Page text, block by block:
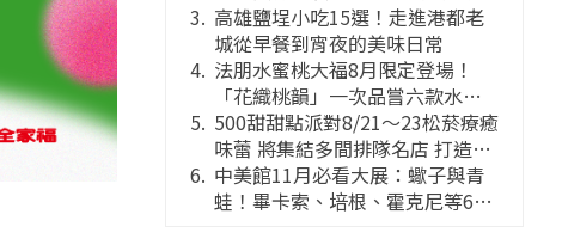
高雄鹽埕小吃15選！走進港都老
城從早餐到宵夜的美味日常
法朋水蜜桃大福8月限定登場！
「花織桃韻」一次品嘗六款水蜜
桃花果大福
500甜甜點派對8/21～23松菸療癒
味蕾 將集結多間排隊名店 打造靈
感創意的舞台
中美館11月必看大展：蠍子與青
蛙！畢卡索、培根、霍克尼等66